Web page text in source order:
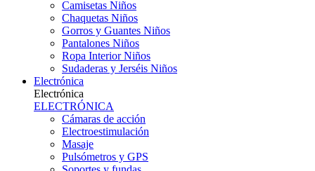
Camisetas Niños
Chaquetas Niños
Gorros y Guantes Niños
Pantalones Niños
Ropa Interior Niños
Sudaderas y Jerséis Niños
Electrónica
Electrónica
ELECTRÓNICA
Cámaras de acción
Electroestimulación
Masaje
Pulsómetros y GPS